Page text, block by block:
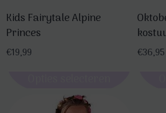
Kids Fairytale Alpine
Princes
€19,99 €36,95